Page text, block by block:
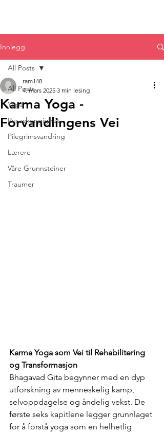
Innlegg
All Posts
Yoga
Rusavhengighet
Pilegrimsvandring
Lærere
Våre Grunnsteiner
Traumer
All Posts
Karma Yoga -
Forvandlingens Vei
ram148
4. mars 2025 3 min lesing
Karma Yoga som Vei til Rehabilitering
og Transformasjon
Bhagavad Gita begynner med en dyp
utforskning av menneskelig kamp,
selvoppdagelse og åndelig vekst. De
første seks kapitlene legger grunnlaget
for å forstå yoga som en helhetlig